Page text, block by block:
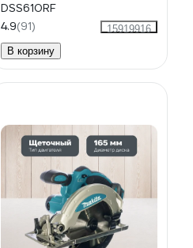
DSS610RF
4.9(91)
15919916
В корзину